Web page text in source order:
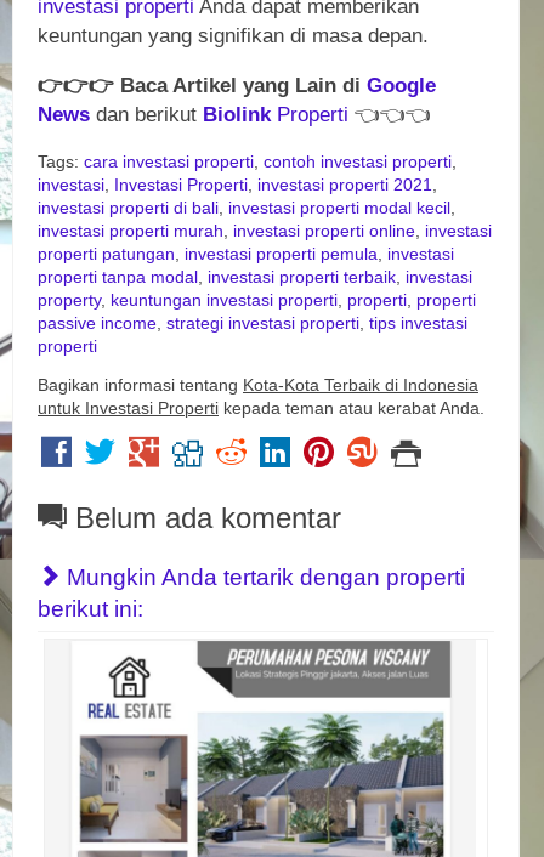
investasi properti Anda dapat memberikan
keuntungan yang signifikan di masa depan.
👉👉👉 Baca Artikel yang Lain di Google
News dan berikut Biolink Properti 👈👈👈
Tags: cara investasi properti contoh investasi properti
investasi Investasi Properti investasi properti 2021
investasi properti di bali investasi properti modal kecil
investasi properti murah
investasi properti online investasi
properti patungan
investasi properti pemula
investasi
properti tanpa modal investasi properti terbaik investasi
property, keuntungan investasi properti properti properti
passive income strategi investasi properti tips investasi
properti
Bagikan informasi tentang Kota-Kota Terbaik di Indonesia
untuk Investasi Properti kepada teman atau kerabat Anda.
Belum ada komentar
Mungkin Anda tertarik dengan properti
berikut ini: